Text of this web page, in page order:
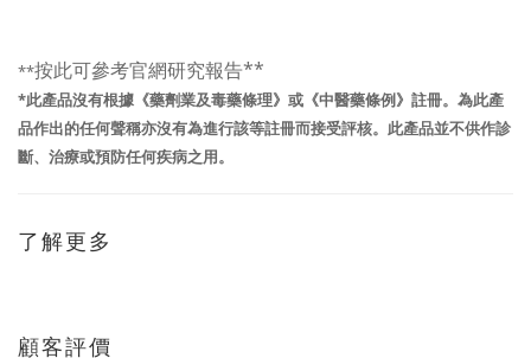
**按此可參考官網研究報告**
*此產品沒有根據《藥劑業及毒藥條理》或《中醫藥條例》註冊。為此產
品作出的任何聲稱亦沒有為進行該等註冊而接受評核。 此產品並不供作診
斷、治療或預防任何疾病之用。
了解更多
顧客評價